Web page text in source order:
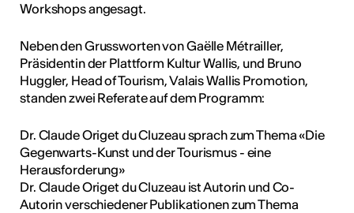
Workshops angesagt.
Neben den Grussworten von Gaëlle Métrailler,
Präsidentin der Plattform Kultur Wallis, und Bruno
Huggler, Head of Tourism, Valais Wallis Promotion,
standen zwei Referate auf dem Programm:
Dr. Claude Origet du Cluzeau sprach zum Thema «Die
Gegenwarts-Kunst und der Tourismus - eine
Herausforderung»
Dr. Claude Origet du Cluzeau ist Autorin und Co-
Autorin verschiedener Publikationen zum Thema